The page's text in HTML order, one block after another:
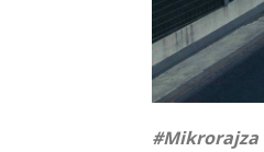
#Mikrorajza